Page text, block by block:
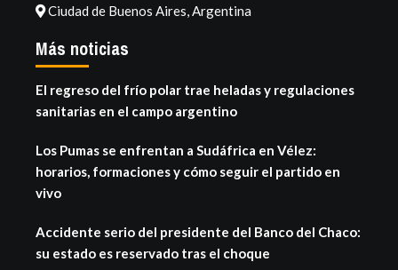
Ciudad de Buenos Aires, Argentina
Más noticias
El regreso del frío polar trae heladas y regulaciones
sanitarias en el campo argentino
Los Pumas se enfrentan a Sudáfrica en Vélez:
horarios, formaciones y cómo seguir el partido en
vivo
Accidente serio del presidente del Banco del Chaco:
su estado es reservado tras el choque